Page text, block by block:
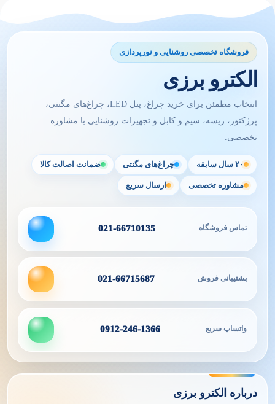
فروشگاه تخصصی روشنایی و نورپردازی
الکترو برزی
انتخاب مطمئن برای خرید چراغ، پنل LED، چراغ‌های مگنتی،
پرژکتور، ریسه، سیم و کابل و تجهیزات روشنایی با مشاوره
تخصصی.
۲۰ سال سابقه چراغ‌های مگنتی ضمانت اصالت کالا
مشاوره تخصصی ارسال سریع
تماس فروشگاه 021-66710135
پشتیبانی فروش 021-66715687
واتساپ سریع 0912-246-1366
درباره الکترو برزی